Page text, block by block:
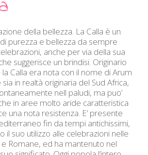
della bellezza. La Calla è un
purezza e bellezza da sempre
anche per via della sua
suggerisce un brindisi. Originario
la Calla era nota con il nome di Arum
in realtà originaria del Sud Africa,
nell paludi, ma puo’
in aree molto aride caratteristica
una nota resistenza. E’ presente
fin da tempi antichissimi,
il suo utilizzo alle celebrazioni nelle
Romane, ed ha mantenuto nel